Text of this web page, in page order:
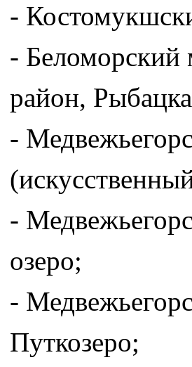
-
- Беломорский
район,
-
-
озеро;
-
Путкозеро;